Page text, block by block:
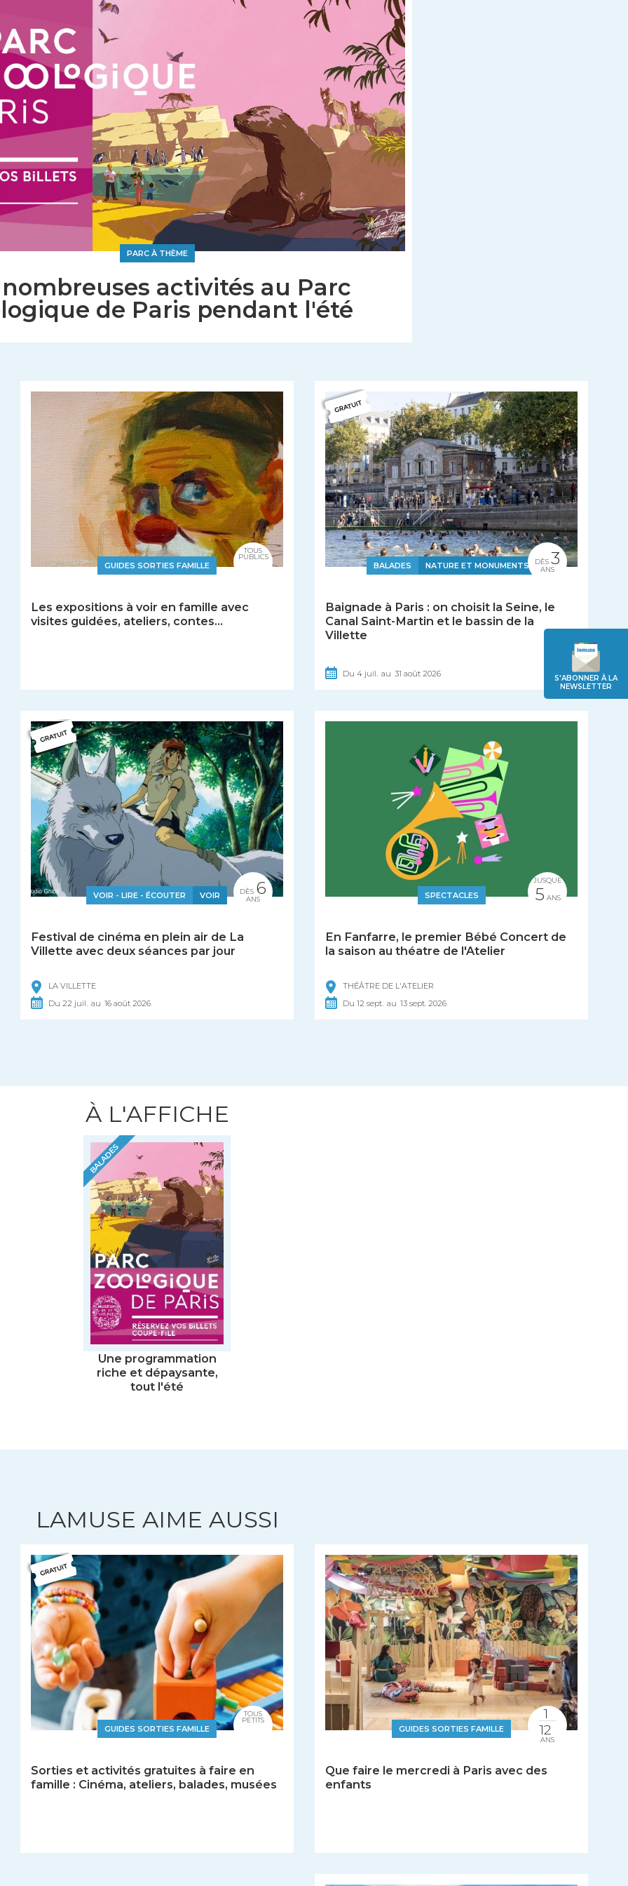
S'ABONNER À LA
NEWSLETTER
PARC À THÈME
nombreuses activités au Parc
de Paris pendant l'été
GUIDES SORTIES FAMILLE
Les expositions à voir en famille avec
visites guidées, ateliers, contes...
TOUS
PUBLICS
BALADES NATURE ET MONUMENTS
Baignade à Paris : on choisit la Seine, le
Canal Saint-Martin et le bassin de la
Villette
Du4 juil. au 31août 2026
DÈS3
ANS
VOIR - LIRE - ÉCOUTER VOIR
Festival de cinéma en plein air de La
Villette avec deux séances par jour
LA VILLETTE
Du 22 juil. au 16 août2026
DÈS 6
ANS SPECTACLES
En Fanfarre, le premier Bébé Concert de
la saison au théatre de l'Atelier
THÉÂTRE DE L'ATELIER
Du12sept. au 13sept. 2026
JUSQUE
5 ANS
À L'AFFICHE
BALADES
Une programmation
riche et dépaysante,
tout l'été
LAMUSE AIME AUSSI
GUIDES SORTIES FAMILLE
Sorties et activités gratuites à faire en
famille : Cinéma, ateliers, balades, musées
TOUS
PETITS
GUIDES SORTIES FAMILLE
Que faire le mercredi à Paris avec des
enfants
1
12
ANS